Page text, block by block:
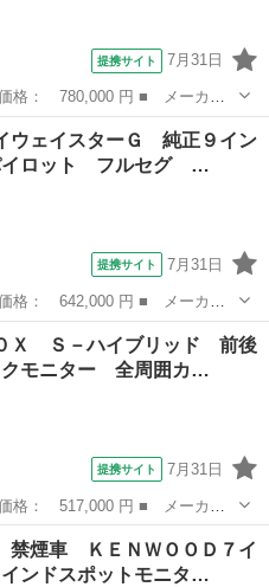
提携サイト 7月31日
レード名： ハイウェイスタ
イドドア 純正９インチナ
ウェイスターＧ 純正９イン
イロット フルセグ …
提携サイト 7月31日
レード名： ハイウェイスタ
ット フルセグ 両側電動ス
Ｘ Ｓ－ハイブリッド 前後
モニター 全周囲カ…
提携サイト 7月31日
レード名： ２０Ｘ Ｓ－ハ
ニター 全周囲カメラ ＥＴ
禁煙車 ＫＥＮＷＯＯＤ７イ
ンドスポットモニタ…